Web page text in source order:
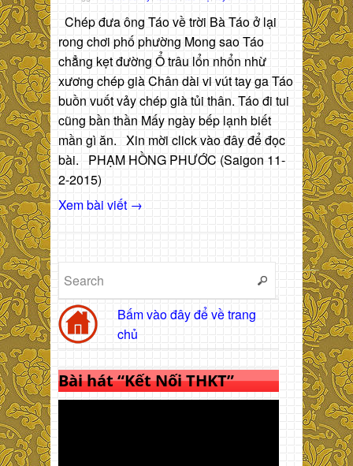
Chép đưa ông Táo về trời Bà Táo ở lại
rong chơi phố phường Mong sao Táo
chẳng kẹt đường Ổ trâu lổn nhổn nhừ
xương chép già Chân dài vi vút tay ga Táo
buồn vuốt vảy chép già tủi thân. Táo đi tui
cũng bần thần Mấy ngày bếp lạnh biết
mần gì ăn. Xin mời click vào đây để đọc
bài. PHẠM HỒNG PHƯỚC (Saigon 11-
2-2015)
Xem bài viết →
Bấm vào đây để về trang
chủ
Bài hát “Kết Nối THKT”